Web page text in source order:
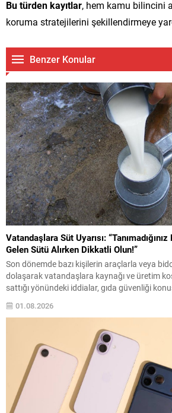
Bu türden kayıtlar, hem kamu bilincini
koruma stratejilerini şekillendirmeye
Benzer Konular
Vatandaşlara Süt Uyarısı:
Gelen Sütü Alırken Dikkatli Olun!”
Son dönemde bazı kişilerin araçlarla veya
dolaşarak vatandaşlara kaynağı ve üretim
sattığı yönündeki iddialar, gıda güvenliği
özellikle tanınmayan kişilerden alınan açık
01.08.2026